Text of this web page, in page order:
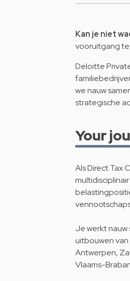
Kan je niet
vooruitgang te
Deloitte
we nauw
strategische
Your
Als Direct Tax
Je werkt nauw
uitbouwen
Antwerpen,
Vlaams-